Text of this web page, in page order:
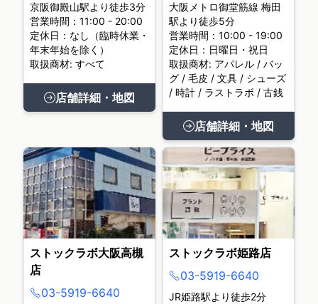
京阪御殿山駅より徒歩3分
営業時間：11:00 - 20:00
定休日：なし（臨時休業・
年末年始を除く）
取扱商材: すべて
店舗詳細・地図
大阪メトロ御堂筋線 梅田
駅より徒歩5分
営業時間：10:00 - 19:00
定休日：日曜日・祝日
取扱商材: アパレル / バッ
グ / 毛皮 / 文具 / シューズ
/ 時計 / ラストラボ / 古銭
店舗詳細・地図
ストックラボ大阪高槻
店
03-5919-6640
ストックラボ姫路店
03-5919-6640
JR姫路駅より徒歩2分